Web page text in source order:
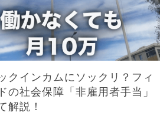
クインカムにソックリ？フィ
の社会保障「非雇用者手当」
解説！